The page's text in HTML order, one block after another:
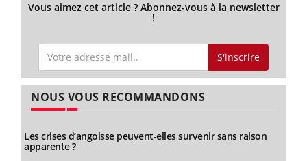
Vous aimez cet article ? Abonnez-vous à la newsletter
!
S'inscrire
NOUS VOUS RECOMMANDONS
Les crises d’angoisse peuvent-elles survenir sans raison
apparente ?